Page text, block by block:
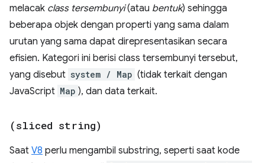
melacak class tersembunyi(atau bentuk) sehingga
beberapa objek dengan properti yang sama dalam
urutan yang sama dapat direpresentasikan secara
efisien. Kategori ini berisi class tersembunyi tersebut,
yang disebut system / Map (tidak terkait dengan
JavaScript Map ), dan data terkait.
(sliced string)
Saat V8 perlu mengambil substring, seperti saat kode